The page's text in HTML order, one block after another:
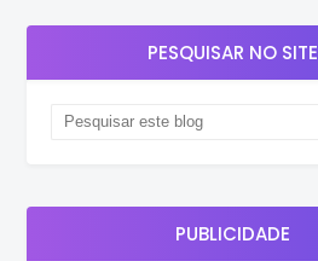
PESQUISAR NO SITE
PUBLICIDADE